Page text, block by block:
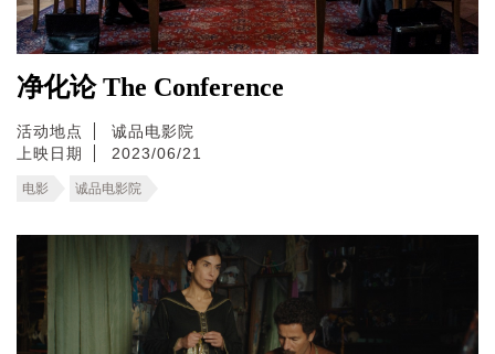
净化论 The Conference
活动地点
诚品电影院
上映日期
2023/06/21
电影 诚品电影院